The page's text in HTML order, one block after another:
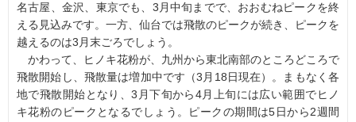
名古屋、金沢、東京でも、3月中旬までで、おおむねピークを終
える見込みです。一方、仙台では飛散のピークが続き、ピークを
越えるのは3月末ごろでしょう。
かわって、ヒノキ花粉が、九州から東北南部のところどころで
飛散開始し、飛散量は増加中です（3月18日現在）。まもなく各
地で飛散開始となり、3月下旬から4月上旬には広い範囲でヒノ
キ花粉のピークとなるでしょう。ピークの期間は5日から2週間